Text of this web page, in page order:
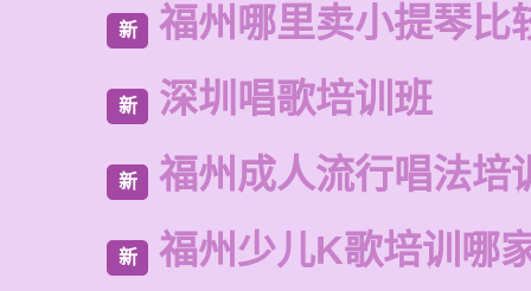
新 福州哪里卖小提琴比
新 深圳唱歌培训班
新 福州成人流行唱法培
新 福州少儿K歌培训哪